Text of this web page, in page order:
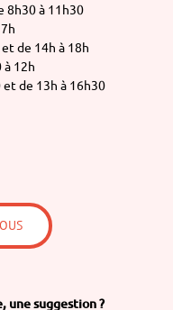
8h30 à 11h30
de 14h à 18h
à 12h
de 13h à 16h30
une suggestion ?